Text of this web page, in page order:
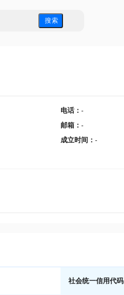
搜 索
电话： -
邮箱 ： -
成立时间 ： -
社会统一信用代码